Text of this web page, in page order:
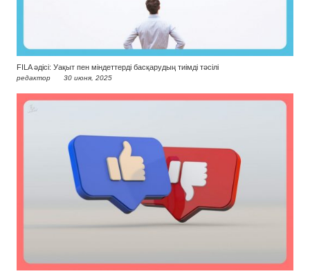
FILA әдісі: Уақыт пен міндеттерді басқарудың тиімді тәсілі
редактор 30 июня, 2025